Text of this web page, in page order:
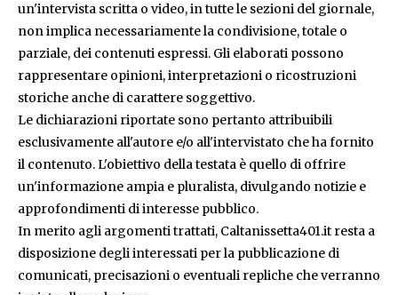
un'intervista scritta o video, in tutte le sezioni del giornale,
non implica necessariamente la condivisione, totale o
parziale, dei contenuti espressi. Gli elaborati possono
rappresentare opinioni, interpretazioni o ricostruzioni
storiche anche di carattere soggettivo.
Le dichiarazioni riportate sono pertanto attribuibili
esclusivamente all'autore e/o all'intervistato che ha fornito
il contenuto. L'obiettivo della testata è quello di offrire
un'informazione ampia e pluralista, divulgando notizie e
approfondimenti di interesse pubblico.
In merito agli argomenti trattati, Caltanissetta401.it resta a
disposizione degli interessati per la pubblicazione di
comunicati, precisazioni o eventuali repliche che verranno